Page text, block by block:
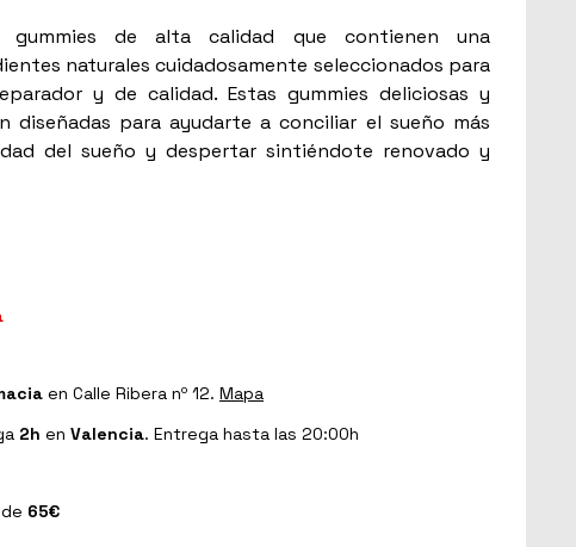
gummies de alta calidad que contienen una
naturales cuidadosamente seleccionados para
y de calidad. Estas gummies deliciosas y
diseñadas para ayudarte a conciliar el sueño más
del sueño y despertar sintiéndote renovado y
en Calle Ribera nº 12. Mapa
2h en Valencia. Entrega hasta las 20:00h
65€